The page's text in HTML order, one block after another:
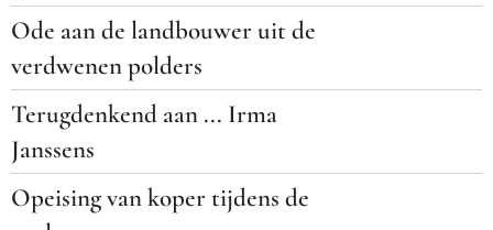
Ode aan de landbouwer uit de
verdwenen polders
Terugdenkend aan ... Irma
Janssens
Opeising van koper tijdens de